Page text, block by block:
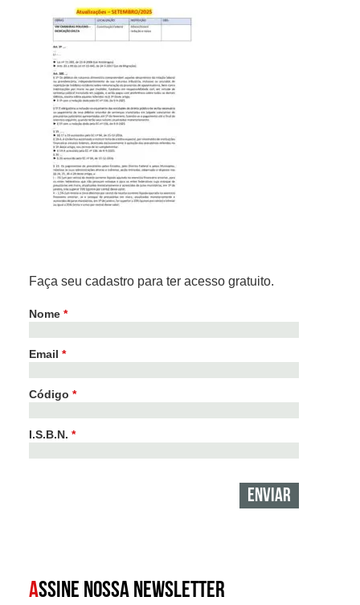
Faça seu cadastro para ter acesso gratuito.
Nome *
Email *
Código *
I.S.B.N. *
ASSINE NOSSA NEWSLETTER